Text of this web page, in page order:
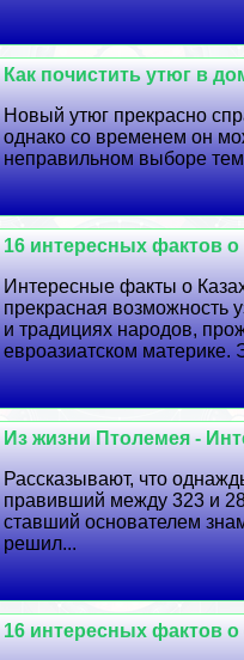
Как почистить утюг в
Новый утюг прекрасно
однако со временем он
неправильном выборе
16 интересных фактов о
Интересные факты о
прекрасная возможность
и традициях народов,
евроазиатском материке.
Из жизни Птолемея -
Рассказывают, что
правивший между 323 и
ставший основателем
решил...
16 интересных фактов о